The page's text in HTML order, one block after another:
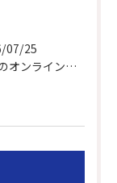
07/25
世田谷のオンライン肉屋の輸入牛は特別です。